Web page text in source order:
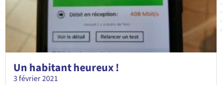
Un habitant heureux !
3 février 2021